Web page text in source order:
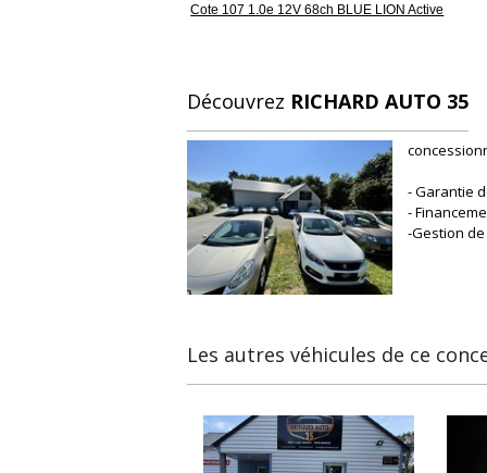
Cote 107 1.0e 12V 68ch BLUE LION Active
Découvrez RICHARD AUTO 35
- Garantie
-
-Gestion
Les autres véhicules de ce